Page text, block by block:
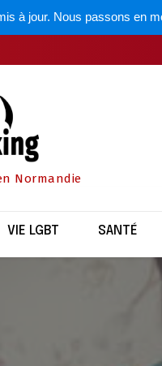
à jour. Nous passons en
Normandie
VIE LGBT SANTÉ